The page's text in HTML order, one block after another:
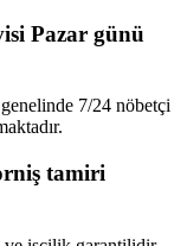
Pazar günü
7/24 nöbetçi
tamiri